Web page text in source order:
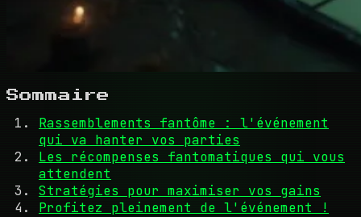
Sommaire
Rassemblements fantôme : l'événement
qui va hanter vos parties
Les récompenses fantomatiques qui vous
attendent
Stratégies pour maximiser vos gains
Profitez pleinement de l'événement !